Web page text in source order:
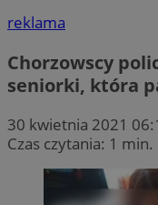
reklama
Chorzowscy
seniorki, która
30 kwietnia 2021
Czas czytania: 1 min.